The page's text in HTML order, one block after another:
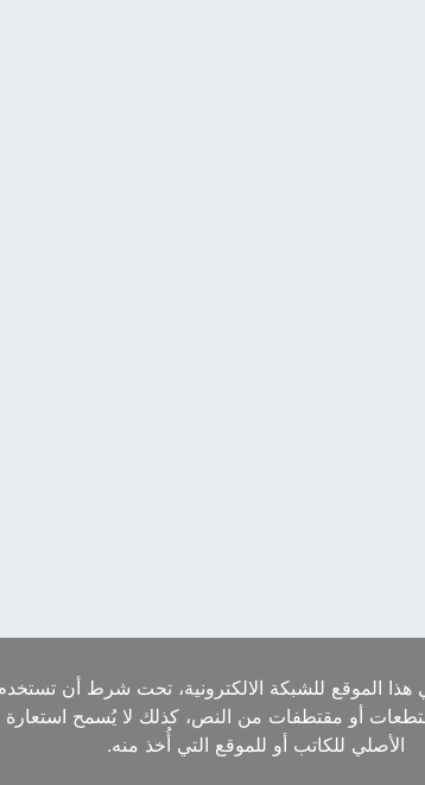
الموقع للشبكة الالكترونية، تحت شرط أن
أو مقتطفات من النص، كذلك لا يُسمح استعارة
الأصلي للكاتب أو للموقع التي أُخذ منه.